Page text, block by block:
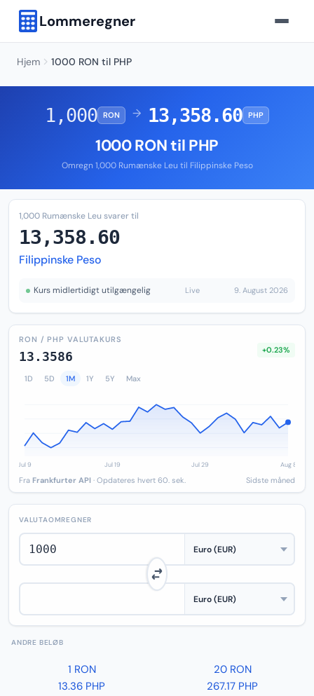
Lommeregner
Hjem 1000 RON til PHP
1,000 RON → 13,358.60 PHP
1000 RON til PHP
Omregn 1,000 Rumænske Leu til Filippinske Peso
1,000 Rumænske Leu svarer til
13,358.60
Filippinske Peso
Kurs midlertidigt utilgængelig Live 9. August 2026
RON / PHP VALUTAKURS
13.3586 +0.23%
1D 5D 1M 1Y 5Y Max
Fra Frankfurter API · Opdateres hvert 60. sek. Sidste måned
VALUTAOMREGNER
ANDRE BELØB
1 RON
13.36 PHP
20 RON
267.17 PHP